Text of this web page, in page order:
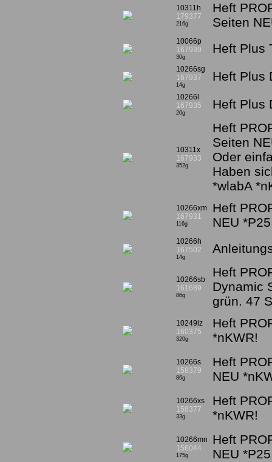
10311h
179377
216g
Heft
Seiten
10066p
167939
30g
Heft Plus
10266sg
167937
14g
Heft Plus
10266l
167935
20g
Heft Plus
10311x
167933
352g
Heft
Seiten
Oder
Haben
*wlabA
10266xm
167931
116g
Heft
NEU
10266h
167502
14g
10266sb
161689
86g
Heft
Dynamic
grün. 47
10249lz
160375
320g
Heft
*nKWR!
10266s
158379
86g
Heft
NEU
10266xs
158377
33g
Heft
*nKWR!
10266mn
156044
175g
Heft
NEU